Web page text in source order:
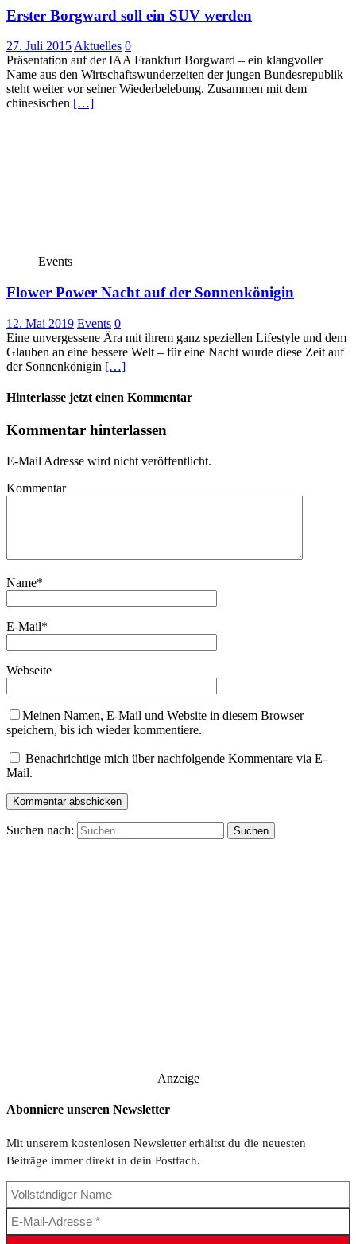
Erster Borgward soll ein SUV werden
27. Juli 2015 Aktuelles 0
Präsentation auf der IAA Frankfurt Borgward – ein klangvoller
Name aus den Wirtschaftswunderzeiten der jungen Bundesrepublik
steht weiter vor seiner Wiederbelebung. Zusammen mit dem
chinesischen […]
Events
Flower Power Nacht auf der Sonnenkönigin
12. Mai 2019 Events 0
Eine unvergessene Ära mit ihrem ganz speziellen Lifestyle und dem
Glauben an eine bessere Welt – für eine Nacht wurde diese Zeit auf
der Sonnenkönigin […]
Hinterlasse jetzt einen Kommentar
Kommentar hinterlassen
E-Mail Adresse wird nicht veröffentlicht.
Kommentar
Name*
E-Mail*
Webseite
Meinen Namen, E-Mail und Website in diesem Browser
speichern, bis ich wieder kommentiere.
Benachrichtige mich über nachfolgende Kommentare via E-
Mail.
Suchen nach:
Anzeige
Abonniere unseren Newsletter
Mit unserem kostenlosen Newsletter erhältst du die neuesten
Beiträge immer direkt in dein Postfach.